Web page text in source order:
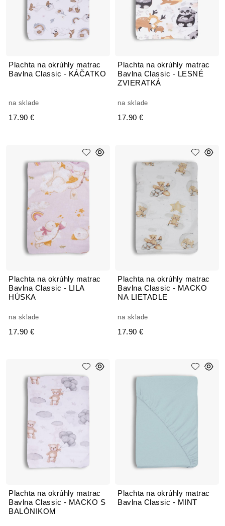
Plachta na okrúhly matrac
Bavlna Classic - KÁČATKO
na sklade
17.90 €
Plachta na okrúhly matrac
Bavlna Classic - LESNÉ
ZVIERATKÁ
na sklade
17.90 €
Plachta na okrúhly matrac
Bavlna Classic - LILA
HÚSKA
na sklade
17.90 €
Plachta na okrúhly matrac
Bavlna Classic - MACKO
NA LIETADLE
na sklade
17.90 €
Plachta na okrúhly matrac
Bavlna Classic - MACKO S
BALÓNIKOM
Plachta na okrúhly matrac
Bavlna Classic - MINT